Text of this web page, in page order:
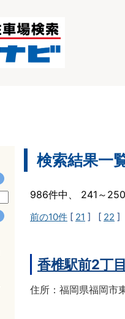
検索結果一
986件中、 241～
前の10件 [ 21 ] [ 22 ]
香椎駅前2丁
住所：福岡県福岡市